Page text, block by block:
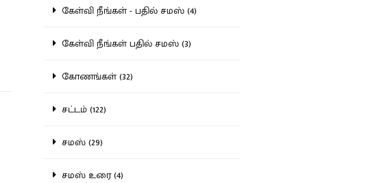
கேள்வி நீங்கள் - பதில் சமஸ் (4)
கேள்வி நீங்கள் பதில் சமஸ் (3)
கோணங்கள் (32)
சட்டம் (122)
சமஸ் (29)
சமஸ் உரை (4)